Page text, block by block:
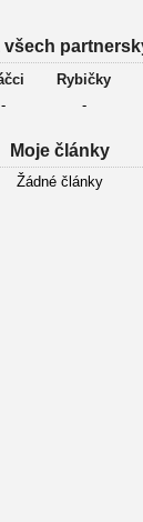
všech
Rybičky
- -
Moje články
Žádné články